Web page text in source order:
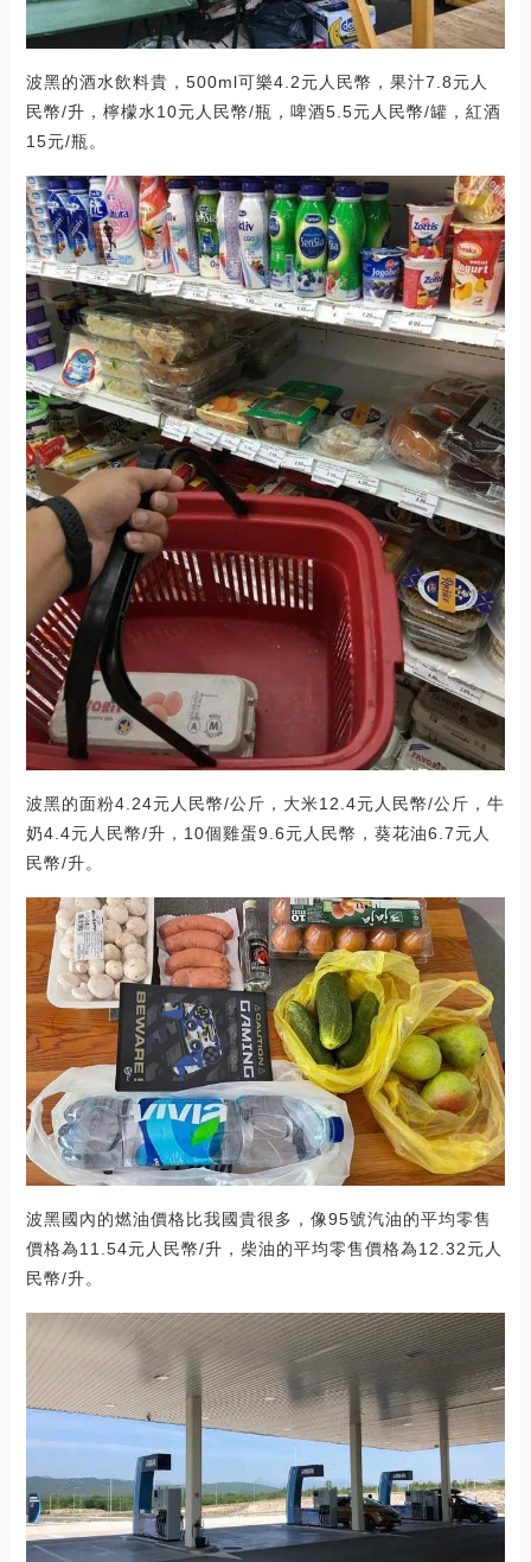
波黑的酒水飲料貴，500ml可樂4.2元人民幣，果汁7.8元人
民幣/升，檸檬水10元人民幣/瓶，啤酒5.5元人民幣/罐，紅酒
15元/瓶。
波黑的面粉4.24元人民幣/公斤，大米12.4元人民幣/公斤，牛
奶4.4元人民幣/升，10個雞蛋9.6元人民幣，葵花油6.7元人
民幣/升。
波黑國內的燃油價格比我國貴很多，像95號汽油的平均零售
價格為11.54元人民幣/升，柴油的平均零售價格為12.32元人
民幣/升。